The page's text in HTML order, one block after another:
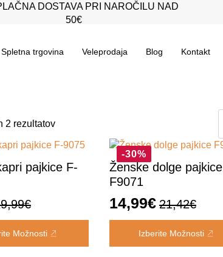
DOSTAVA PRI NAROČILU NAD
50€
Spletna trgovina Veleprodaja Blog Kontakt
2 rezultatovRazvrščeno
datumu
pajkice F-
€
Možnosti
-30%
Ženske dolge pajkice
F9071
21,42€
Izvirna
cena
je
14,99€
Trenutna
cena
je:
Izberite Možnosti
izdelek